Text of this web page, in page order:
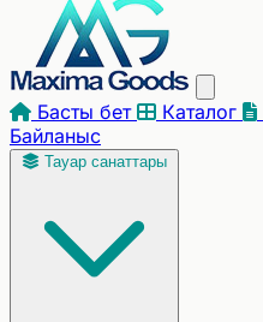
Басты бет Каталог
Байланыс
Тауар санаттары